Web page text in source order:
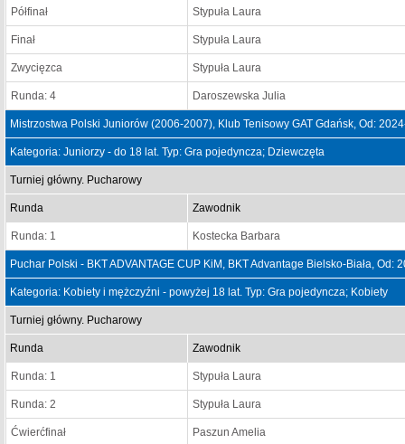
Półfinał Stypuła Laura
Finał Stypuła Laura
Zwycięzca Stypuła Laura
Runda: 4 Daroszewska Julia
Mistrzostwa Polski Juniorów (2006-2007), Klub Tenisowy GAT Gdańsk, Od:
Kategoria: Juniorzy - do 18 lat. Typ: Gra pojedyncza; Dziewczęta
Turniej główny. Pucharowy
Runda Zawodnik
Runda: 1 Kostecka Barbara
Puchar Polski - BKT ADVANTAGE CUP KiM, BKT Advantage Bielsko-Biała, Od:
Kategoria: Kobiety i mężczyźni - powyżej 18 lat. Typ: Gra pojedyncza; Kobiety
Turniej główny. Pucharowy
Runda Zawodnik
Runda: 1 Stypuła Laura
Runda: 2 Stypuła Laura
Ćwierćfinał Paszun Amelia